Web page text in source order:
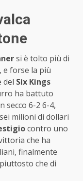
si è tolto più di
e forse la più
del Six Kings
ha battuto
secco 6-2 6-4,
milioni di dollari
contro uno
che ha
finalmente
che di